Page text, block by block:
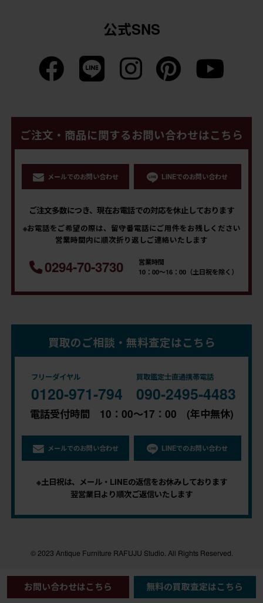
公式SNS
ご注文・商品に関するお問い合わせはこちら
メールでのお問い合わせ LINEでのお問い合わせ
ご注文多数につき、現在お電話での対応を休止しております
※お電話をご希望の際は、留守番電話にご用件をお残しください
営業時間内に順次折り返しご連絡いたします
0294-70-3730
営業時間
10：00～16：00（土日祝を除く）
買取のご相談・無料査定はこちら
フリーダイヤル
0120-971-794
買取鑑定士直通携帯電話
090-2495-4483
電話受付時間 10：00～17：00 (年中無休)
メールでのお問い合わせ LINEでのお問い合わせ
※土日祝は、メール・LINEの返信をお休みしております
翌営業日より順次ご返信いたします
© 2023 Antique Furniture RAFUJU Studio. All Rights Reserved.
お問い合わせはこちら 無料の買取査定はこちら